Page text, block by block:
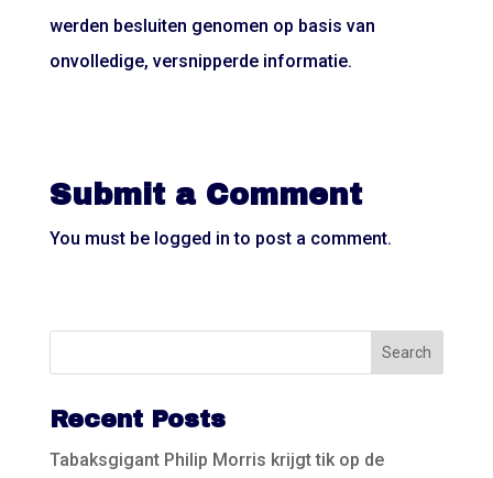
werden besluiten genomen op basis van
onvolledige, versnipperde informatie.
Submit a Comment
You must be logged in to post a comment.
Recent Posts
Tabaksgigant Philip Morris krijgt tik op de